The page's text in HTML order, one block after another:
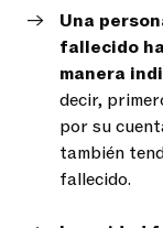
Una
fallecido
manera
decir,
por su
también
fallecido.